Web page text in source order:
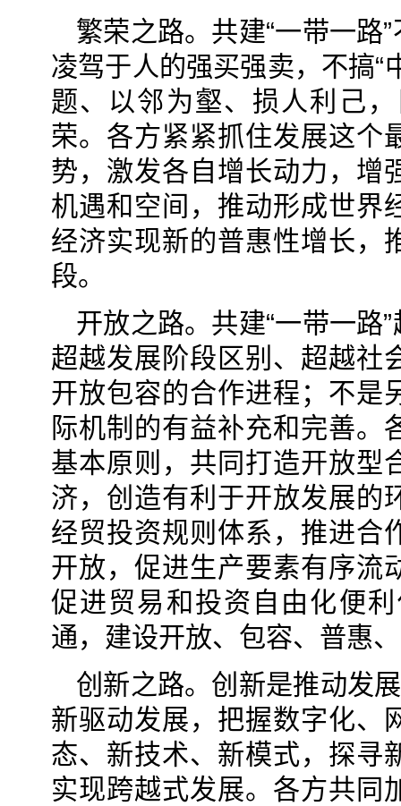
繁荣之路。共建“一带一路
凌驾于人的强买强卖，不搞“
题、以邻为壑、损人利己
荣。各方紧紧抓住发展这个
势，激发各自增长动力，增
机遇和空间，推动形成世界
经济实现新的普惠性增长，
段。
开放之路。共建“一带一路
超越发展阶段区别、超越社
开放包容的合作进程；不是
际机制的有益补充和完善。
基本原则，共同打造开放型
济，创造有利于开放发展的
经贸投资规则体系，推进合
开放，促进生产要素有序流
促进贸易和投资自由化便
通，建设开放、包容、普惠
创新之路。创新是推动发
新驱动发展，把握数字化、
态、新技术、新模式，探寻
实现跨越式发展。各方共同